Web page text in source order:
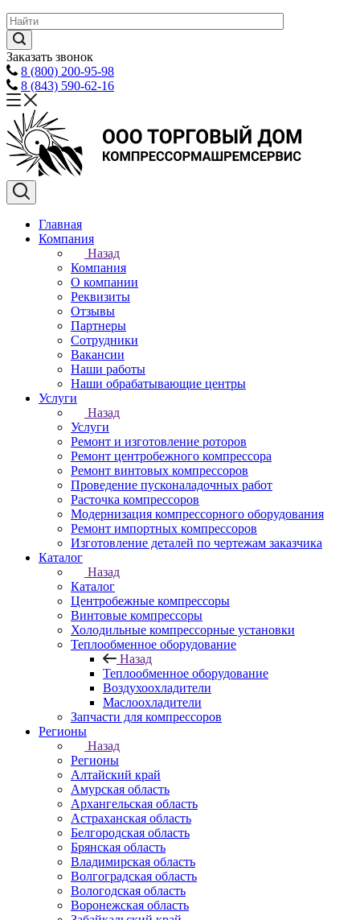
Заказать звонок
8 (800) 200-95-98
8 (843) 590-62-16
Главная
Компания
Назад
Компания
О компании
Реквизиты
Отзывы
Партнеры
Сотрудники
Вакансии
Наши работы
Наши обрабатывающие центры
Услуги
Назад
Услуги
Ремонт и изготовление роторов
Ремонт центробежного компрессора
Ремонт винтовых компрессоров
Проведение пусконаладочных работ
Расточка компрессоров
Модернизация компрессорного оборудования
Ремонт импортных компрессоров
Изготовление деталей по чертежам заказчика
Каталог
Назад
Каталог
Центробежные компрессоры
Винтовые компрессоры
Холодильные компрессорные установки
Теплообменное оборудование
Назад
Теплообменное оборудование
Воздухоохладители
Маслоохладители
Запчасти для компрессоров
Регионы
Назад
Регионы
Алтайский край
Амурская область
Архангельская область
Астраханская область
Белгородская область
Брянская область
Владимирская область
Волгоградская область
Вологодская область
Воронежская область